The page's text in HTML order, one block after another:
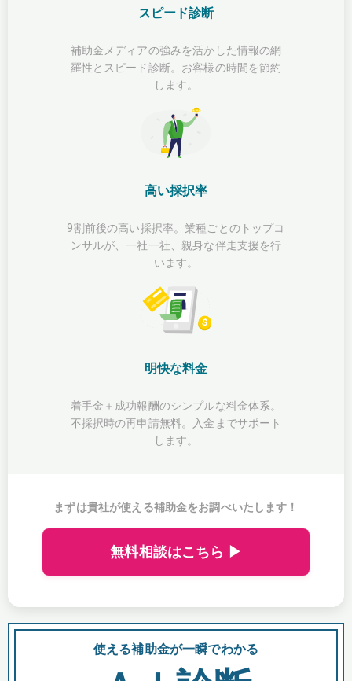
スピード診断
補助金メディアの強みを活かした情報の網
羅性とスピード診断。お客様の時間を節約
します。
高い採択率
9割前後の高い採択率。業種ごとのトップコ
ンサルが、一社一社、親身な伴走支援を行
います。
明快な料金
着手金＋成功報酬のシンプルな料金体系。
不採択時の再申請無料。入金までサポート
します。
まずは貴社が使える補助金をお調べいたします！
無料相談はこちら ▶
使える補助金が一瞬でわかる